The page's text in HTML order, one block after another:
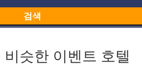
검색
비슷한 이벤트 호텔